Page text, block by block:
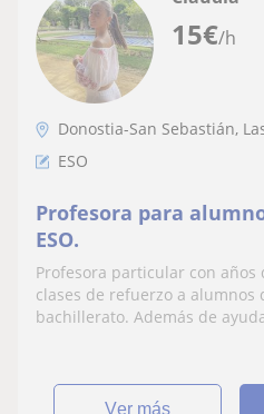
15€/h
Donostia-San Sebastián,
ESO
Profesora para
ESO.
Profesora particular con
clases de refuerzo a alumnos
bachillerato. Además de
ver más